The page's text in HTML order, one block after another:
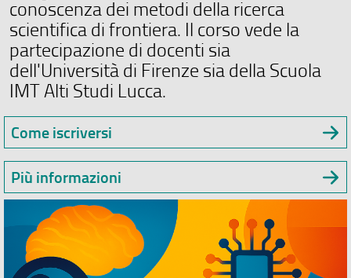
conoscenza dei metodi della ricerca
scientifica di frontiera. Il corso vede la
partecipazione di docenti sia
dell'Università di Firenze sia della Scuola
IMT Alti Studi Lucca.
Come iscriversi
Più informazioni